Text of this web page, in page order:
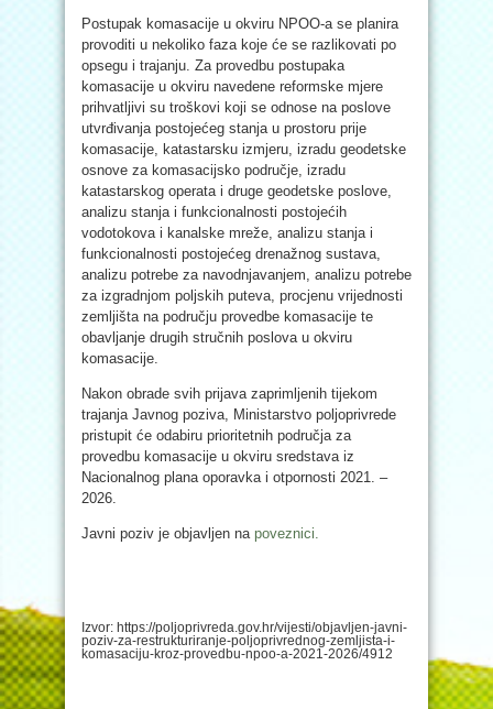
Postupak komasacije u okviru NPOO-a se planira
provoditi u nekoliko faza koje će se razlikovati po
opsegu i trajanju. Za provedbu postupaka
komasacije u okviru navedene reformske mjere
prihvatljivi su troškovi koji se odnose na poslove
utvrđivanja postojećeg stanja u prostoru prije
komasacije, katastarsku izmjeru, izradu geodetske
osnove za komasacijsko područje, izradu
katastarskog operata i druge geodetske poslove,
analizu stanja i funkcionalnosti postojećih
vodotokova i kanalske mreže, analizu stanja i
funkcionalnosti postojećeg drenažnog sustava,
analizu potrebe za navodnjavanjem, analizu potrebe
za izgradnjom poljskih puteva, procjenu vrijednosti
zemljišta na području provedbe komasacije te
obavljanje drugih stručnih poslova u okviru
komasacije.
Nakon obrade svih prijava zaprimljenih tijekom
trajanja Javnog poziva, Ministarstvo poljoprivrede
pristupit će odabiru prioritetnih područja za
provedbu komasacije u okviru sredstava iz
Nacionalnog plana oporavka i otpornosti 2021. –
2026.
Javni poziv je objavljen na poveznici.
Izvor: https://poljoprivreda.gov.hr/vijesti/objavljen-javni-
poziv-za-restrukturiranje-poljoprivrednog-zemljista-i-
komasaciju-kroz-provedbu-npoo-a-2021-2026/4912